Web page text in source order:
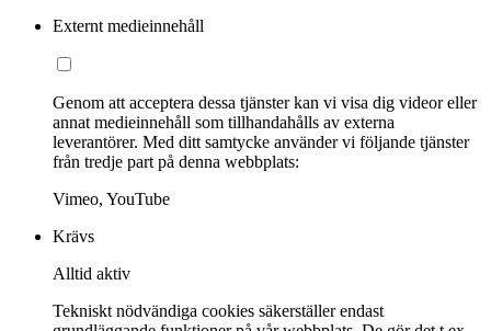
Externt medieinnehåll
Genom att acceptera dessa tjänster kan vi visa dig videor eller
annat medieinnehåll som tillhandahålls av externa
leverantörer. Med ditt samtycke använder vi följande tjänster
från tredje part på denna webbplats:
Vimeo, YouTube
Krävs
Alltid aktiv
Tekniskt nödvändiga cookies säkerställer endast